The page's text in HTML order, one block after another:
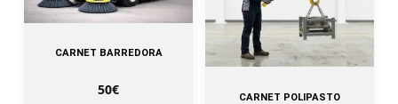
CARNET BARREDORA
50€ CARNET POLIPASTO